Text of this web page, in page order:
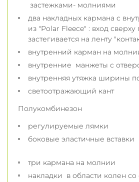
застежками- молниями
два накладных кармана с
из "Polar Fleece" : вход
застегивается на ленту
внутренний карман на
внутренние манжеты с
внутренняя утяжка ширины
светоотражающий кант
Полукомбинезон
регулируемые лямки
боковые
три кармана на молнии
накладки в области колен